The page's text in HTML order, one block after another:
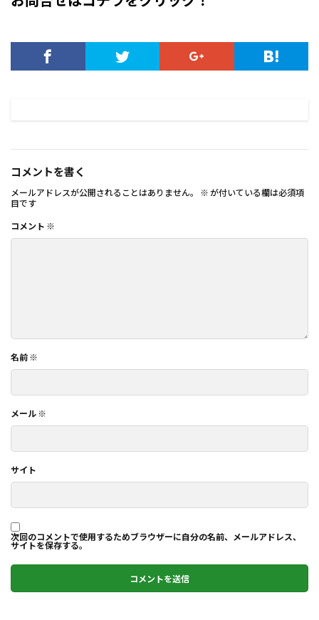
コメントを書く
メールアドレスが公開されることはありません。 ※ が付いている欄は必須項
目です
コメント ※
名前 ※
メール ※
サイト
次回のコメントで使用するためブラウザーに自分の名前、メールアドレス、
サイトを保存する。